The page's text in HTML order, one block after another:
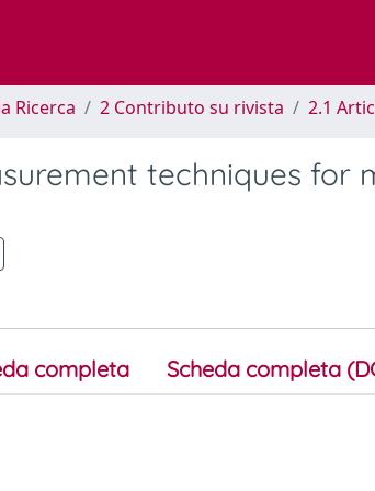
Ricerca 2 Contributo su rivista 2.1
techniques for
completa Scheda completa